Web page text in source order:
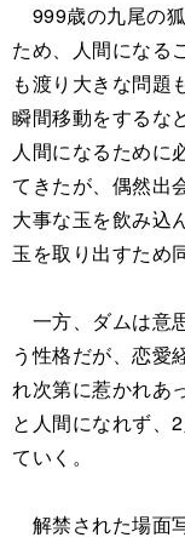
999歳の九尾の
ため、人間になる
も渡り大きな問題
瞬間移動をするな
人間になるために
てきたが、偶然出
大事な玉を飲み込
玉を取り出すため
一方、ダムは意
う性格だが、恋愛
れ次第に惹かれあ
と人間になれず、
ていく。
解禁された場面